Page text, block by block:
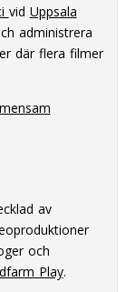
vid Uppsala
administrera
där flera filmer
av
och
Play.